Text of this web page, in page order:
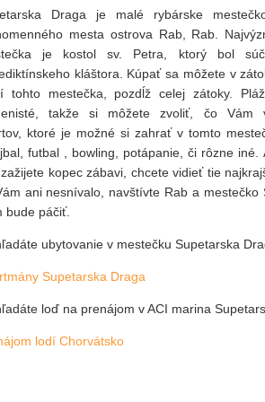
Draga je malé rybárske
mesta ostrova Rab, Rab.
je kostol sv. Petra, ktorý bol
kláštora. Kúpať sa môžete v
tohto mestečka, pozdĺž celej zátoky.
takže si môžete zvoliť, čo Vám
ktoré je možné si zahrať v tomto
futbal , bowling, potápanie, či rôzne
kopec zábavi, chcete vidieť tie
ani nesnívalo, navštívte Rab a mestečko
bude páčiť.
ubytovanie v mestečku Supetarska
Supetarska Draga
loď na prenájom v ACI marina
lodí Chorvátsko